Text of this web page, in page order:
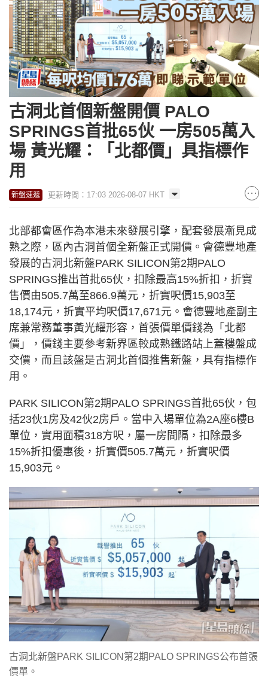
古洞北首個新盤開價 PALO
SPRINGS首批65伙 一房505萬入
場 黃光耀：「北都價」具指標作
用
新盤速遞 更新時間：17:03 2026-08-07 HKT
北部都會區作為本港未來發展引擎，配套發展漸見成
熟之際，區內古洞首個全新盤正式開價。會德豐地產
發展的古洞北新盤PARK SILICON第2期PALO
SPRINGS推出首批65伙，扣除最高15%折扣，折實
售價由505.7萬至866.9萬元，折實呎價15,903至
18,174元，折實平均呎價17,671元。會德豐地產副主
席兼常務董事黃光耀形容，首張價單價錢為「北都
價」，價錢主要參考新界區較成熟鐵路站上蓋樓盤成
交價，而且該盤是古洞北首個推售新盤，具有指標作
用。
PARK SILICON第2期PALO SPRINGS首批65伙，包
括23伙1房及42伙2房戶。當中入場單位為2A座6樓B
單位，實用面積318方呎，屬一房間隔，扣除最多
15%折扣優惠後，折實價505.7萬元，折實呎價
15,903元。
古洞北新盤PARK SILICON第2期PALO SPRINGS公布首張
價單。